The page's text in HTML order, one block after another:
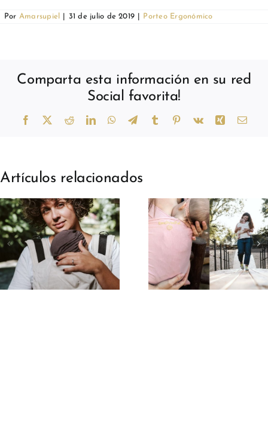
Por Amarsupiel 31 de julio de 2019 Porteo Ergonómico
Comparta esta información en su red
Social favorita!
Facebook RedditLinkedInWhatsApp
TelegramTumblr Pinterest
Vk Xing
Artículos relacionados
Porteo para
mamás
primerizas:
guía básica
para empezar
sin miedo
Porteo
mamás
posparto: